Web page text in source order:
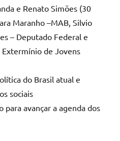
e Renato Simões (30
Maranho –MAB, Silvio
– Deputado Federal e
Extermínio de Jovens
do Brasil atual e
sociais
para avançar a agenda dos